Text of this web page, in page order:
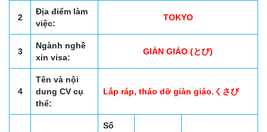
2
Địa điểm làm
việc:
TOKYO
3
Ngành nghề
xin visa:
GIÀN GIÁO (とび)
4
Tên và nội
dung CV cụ
thể:
Lắp ráp, tháo dỡ giàn giáo.くさび
Số